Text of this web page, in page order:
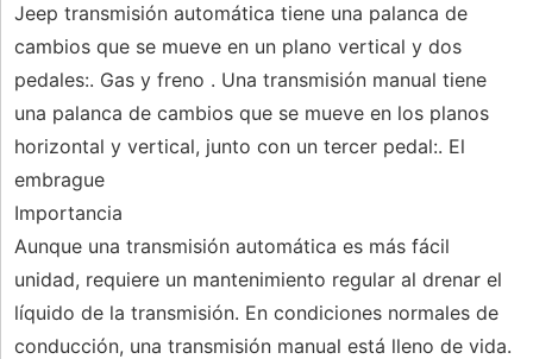
Jeep transmisión automática tiene una palanca de
cambios que se mueve en un plano vertical y dos
pedales:. Gas y freno . Una transmisión manual tiene
una palanca de cambios que se mueve en los planos
horizontal y vertical, junto con un tercer pedal:. El
embrague
Importancia
Aunque una transmisión automática es más fácil
unidad, requiere un mantenimiento regular al drenar el
líquido de la transmisión. En condiciones normales de
conducción, una transmisión manual está lleno de vida.